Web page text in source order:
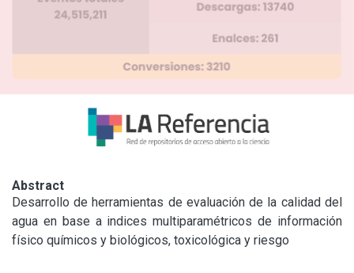
Abstract
Desarrollo de herramientas de evaluación de la calidad del
agua en base a indices multiparamétricos de información
físico químicos y biológicos, toxicológica y riesgo